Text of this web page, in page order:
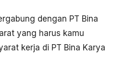
dengan PT Bina
yang harus kamu
kerja di PT Bina Karya